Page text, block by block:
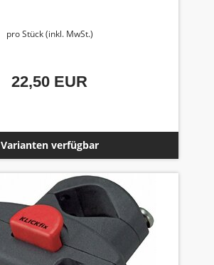
pro Stück (inkl. MwSt.)
22,50 EUR
Varianten verfügbar